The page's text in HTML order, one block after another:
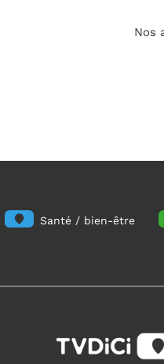
Nos
Santé / bien-être